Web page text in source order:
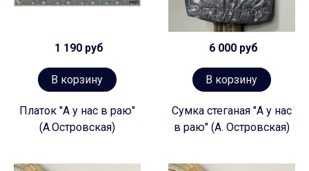
1 190 руб
В корзину
Платок "А у нас в раю"
(А.Островская)
6 000 руб
В корзину
Сумка стеганая "А у нас
в раю" (А. Островская)